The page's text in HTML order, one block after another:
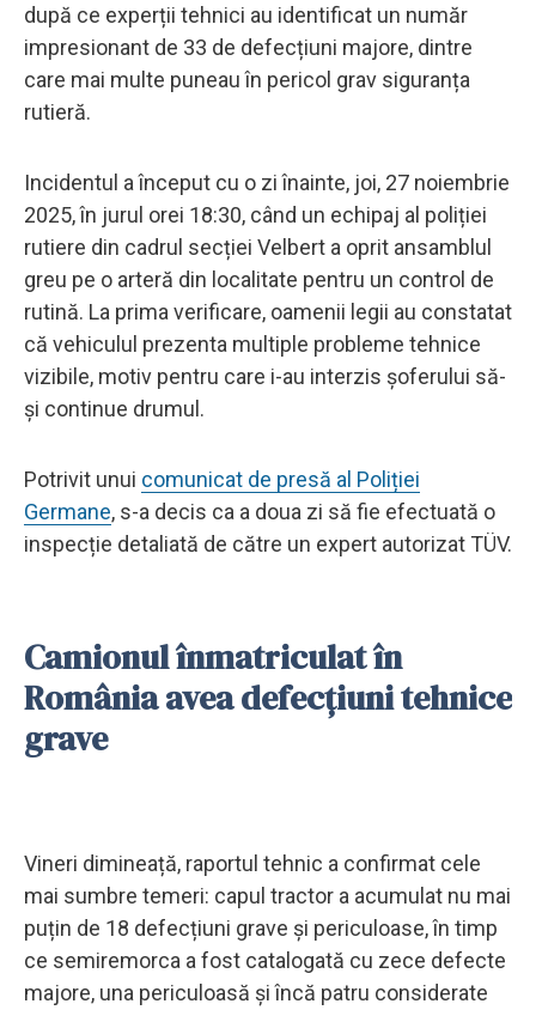
după ce experții tehnici au identificat un număr
impresionant de 33 de defecțiuni majore, dintre
care mai multe puneau în pericol grav siguranța
rutieră.
Incidentul a început cu o zi înainte, joi, 27 noiembrie
2025, în jurul orei 18:30, când un echipaj al poliției
rutiere din cadrul secției Velbert a oprit ansamblul
greu pe o arteră din localitate pentru un control de
rutină. La prima verificare, oamenii legii au constatat
că vehiculul prezenta multiple probleme tehnice
vizibile, motiv pentru care i-au interzis șoferului să-
și continue drumul.
Potrivit unui comunicat de presă al Poliției
Germane, s-a decis ca a doua zi să fie efectuată o
inspecție detaliată de către un expert autorizat TÜV.
Camionul înmatriculat în
România avea defecțiuni tehnice
grave
Vineri dimineață, raportul tehnic a confirmat cele
mai sumbre temeri: capul tractor a acumulat nu mai
puțin de 18 defecțiuni grave și periculoase, în timp
ce semiremorca a fost catalogată cu zece defecte
majore, una periculoasă și încă patru considerate